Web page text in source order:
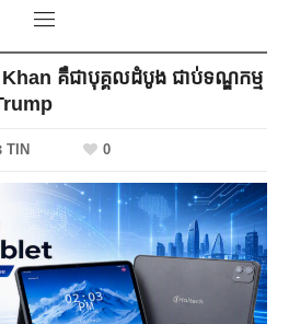
Khan គឺជាបុគ្គលដំបូង ជាប់ទណ្ឌកម្ម
TIN 0